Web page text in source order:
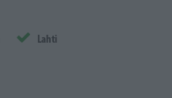
Lahti